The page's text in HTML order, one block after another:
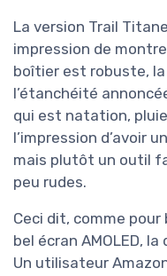
La version Trail
impression de
boîtier est robuste,
l’étanchéité
qui est natation,
l’impression d’avoir
mais plutôt un outil
peu rudes.
Ceci dit, comme
bel écran AMOLED,
Un utilisateur